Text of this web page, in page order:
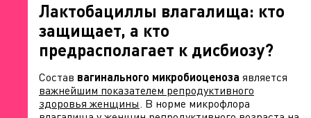
Лактобациллы влагалища: кто
защищает, а кто
предрасполагает к дисбиозу?
Состав вагинального микробиоценоза является
важнейшим показателем репродуктивного
здоровья женщины. В норме микрофлора